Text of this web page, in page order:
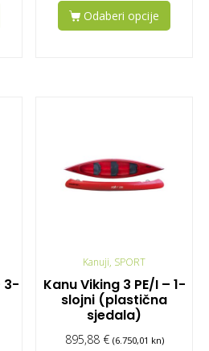
Odaberi opcije
3-
Kanuji, SPORT
Kanu Viking 3 PE/I – 1-
slojni (plastična
sjedala)
895,88 € (6.750,01 kn)